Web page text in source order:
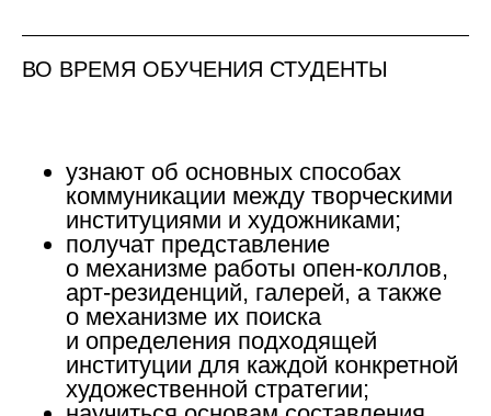
ВО ВРЕМЯ ОБУЧЕНИЯ СТУДЕНТЫ
узнают об основных способах
коммуникации между творческими
институциями и художниками;
получат представление
о механизме работы опен-коллов,
арт-резиденций, галерей, а также
о механизме их поиска
и определения подходящей
институции для каждой конкретной
художественной стратегии;